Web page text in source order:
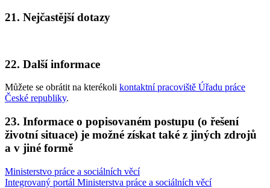
21. Nejčastější dotazy
22. Další informace
Můžete se obrátit na kterékoli kontaktní pracoviště Úřadu práce
České republiky.
23. Informace o popisovaném postupu (o řešení
životní situace) je možné získat také z jiných zdrojů
a v jiné formě
Ministerstvo práce a sociálních věcí
Integrovaný portál Ministerstva práce a sociálních věcí